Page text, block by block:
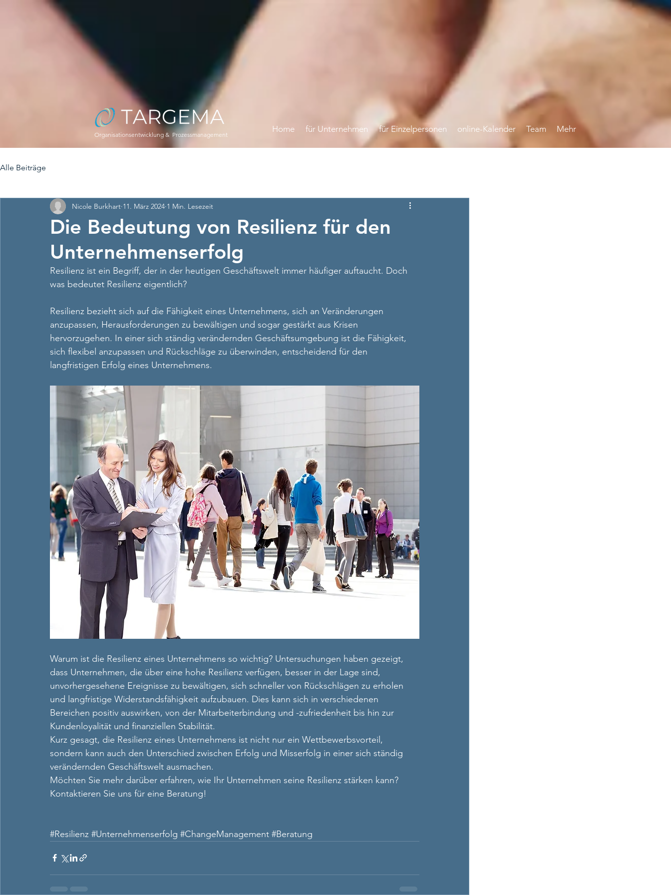
Organisationsentwicklung & Prozessmanagement
Home für Unternehmen für Einzelpersonen online-Kalender Team Mehr
Alle Beiträge
Die Bedeutung von Resilienz für den
Unternehmenserfolg
Nicole Burkhart 11. März 2024 1 Min. Lesezeit
Resilienz ist ein Begriff, der in der heutigen Geschäftswelt immer häufiger auftaucht. Doch
was bedeutet Resilienz eigentlich?
Resilienz bezieht sich auf die Fähigkeit eines Unternehmens, sich an Veränderungen
anzupassen, Herausforderungen zu bewältigen und sogar gestärkt aus Krisen
hervorzugehen. In einer sich ständig verändernden Geschäftsumgebung ist die Fähigkeit,
sich flexibel anzupassen und Rückschläge zu überwinden, entscheidend für den
langfristigen Erfolg eines Unternehmens.
Warum ist die Resilienz eines Unternehmens so wichtig? Untersuchungen haben gezeigt,
dass Unternehmen, die über eine hohe Resilienz verfügen, besser in der Lage sind,
unvorhergesehene Ereignisse zu bewältigen, sich schneller von Rückschlägen zu erholen
und langfristige Widerstandsfähigkeit aufzubauen. Dies kann sich in verschiedenen
Bereichen positiv auswirken, von der Mitarbeiterbindung und -zufriedenheit bis hin zur
Kundenloyalität und finanziellen Stabilität.
Kurz gesagt, die Resilienz eines Unternehmens ist nicht nur ein Wettbewerbsvorteil,
sondern kann auch den Unterschied zwischen Erfolg und Misserfolg in einer sich ständig
verändernden Geschäftswelt ausmachen.
Möchten Sie mehr darüber erfahren, wie Ihr Unternehmen seine Resilienz stärken kann?
Kontaktieren Sie uns für eine Beratung!
#Resilienz #Unternehmenserfolg #ChangeManagement #Beratung